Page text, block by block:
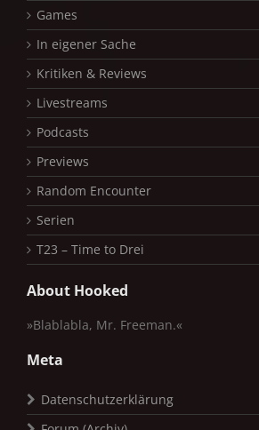
Games
In eigener Sache
Kritiken & Reviews
Livestreams
Podcasts
Previews
Random Encounter
Serien
T23 – Time to Drei
About Hooked
»Blablabla, Mr. Freeman.«
Meta
Datenschutzerklärung